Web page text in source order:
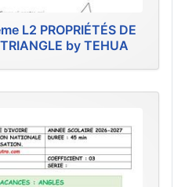
L2 PROPRIÉTÉS DE
by TEHUA